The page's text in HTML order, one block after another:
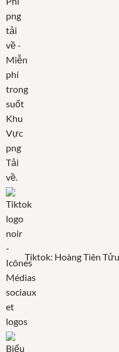
Tiktok: Hoàng Tiên Tửu